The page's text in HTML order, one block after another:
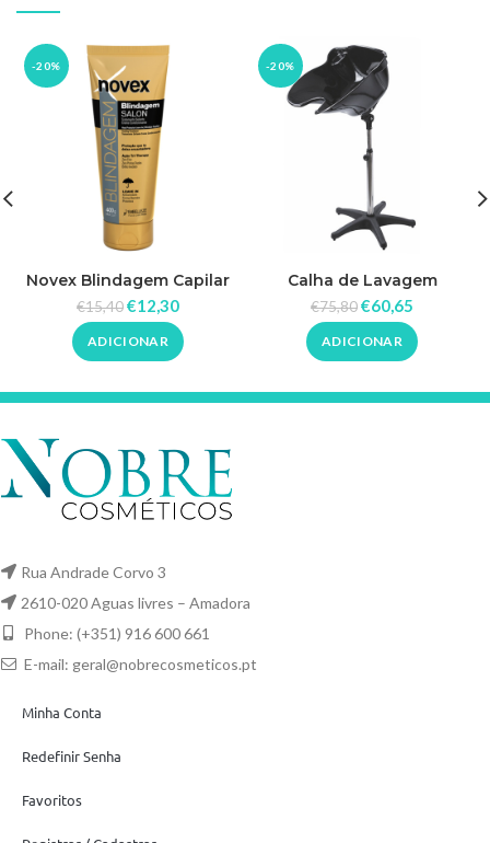
-20%
Novex Blindagem Capilar
Gold 400g
€15,40€12,30
ADICIONAR
-20%
Calha de Lavagem
Reclinável Rickiparodi
€75,80€60,65
ADICIONAR
Rua Andrade Corvo 3
2610-020 Aguas livres – Amadora
Phone: (+351) 916 600 661
E-mail: geral@nobrecosmeticos.pt
Minha Conta
Redefinir Senha
Favoritos